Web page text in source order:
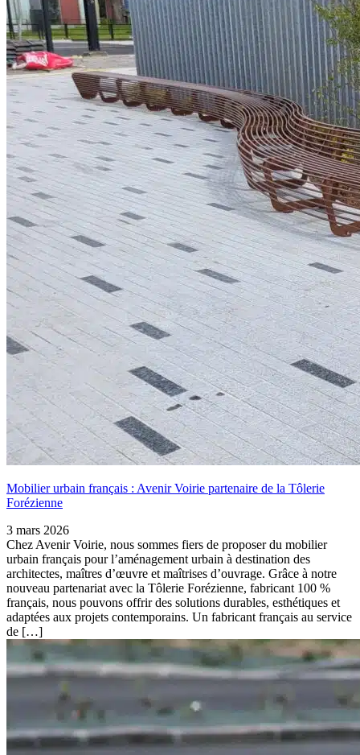
Mobilier urbain français : Avenir Voirie partenaire de la Tôlerie
Forézienne
3 mars 2026
Chez Avenir Voirie, nous sommes fiers de proposer du mobilier
urbain français pour l’aménagement urbain à destination des
architectes, maîtres d’œuvre et maîtrises d’ouvrage. Grâce à notre
nouveau partenariat avec la Tôlerie Forézienne, fabricant 100 %
français, nous pouvons offrir des solutions durables, esthétiques et
adaptées aux projets contemporains. Un fabricant français au service
de […]